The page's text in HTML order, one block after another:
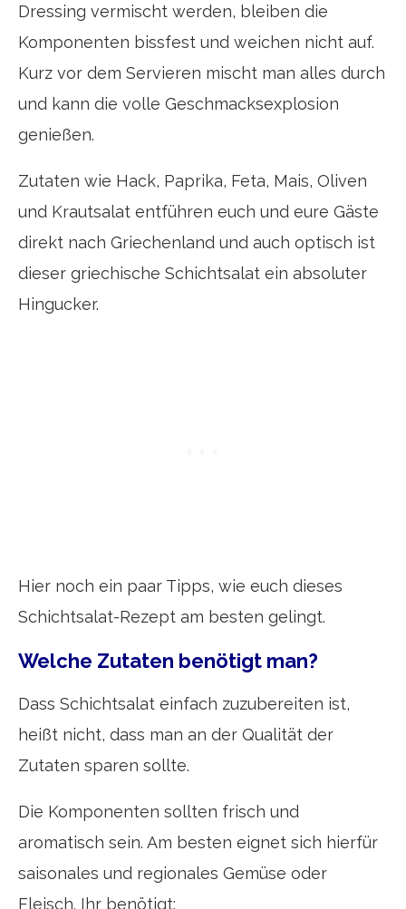
Dressing vermischt werden, bleiben die
Komponenten bissfest und weichen nicht auf.
Kurz vor dem Servieren mischt man alles durch
und kann die volle Geschmacksexplosion
genießen.
Zutaten wie Hack, Paprika, Feta, Mais, Oliven
und Krautsalat entführen euch und eure Gäste
direkt nach Griechenland und auch optisch ist
dieser griechische Schichtsalat ein absoluter
Hingucker.
Hier noch ein paar Tipps, wie euch dieses
Schichtsalat-Rezept am besten gelingt.
Welche Zutaten benötigt man?
Dass Schichtsalat einfach zuzubereiten ist,
heißt nicht, dass man an der Qualität der
Zutaten sparen sollte.
Die Komponenten sollten frisch und
aromatisch sein. Am besten eignet sich hierfür
saisonales und regionales Gemüse oder
Fleisch. Ihr benötigt: